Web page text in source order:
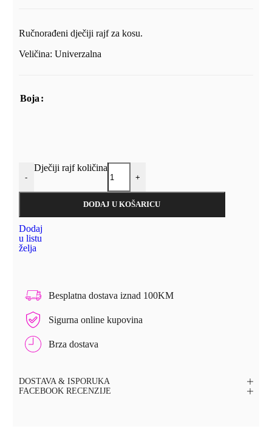
Ručnorađeni dječiji rajf za kosu.
Veličina: Univerzalna
Boja
-
Dječiji rajf količina
+
DODAJ U KOŠARICU
Dodaj
u listu
želja
Besplatna dostava iznad 100KM
Sigurna online kupovina
Brza dostava
DOSTAVA & ISPORUKA
FACEBOOK RECENZIJE